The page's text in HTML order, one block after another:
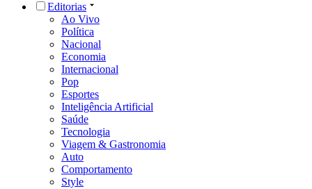
Editorias
Ao Vivo
Política
Nacional
Economia
Internacional
Pop
Esportes
Inteligência Artificial
Saúde
Tecnologia
Viagem & Gastronomia
Auto
Comportamento
Style